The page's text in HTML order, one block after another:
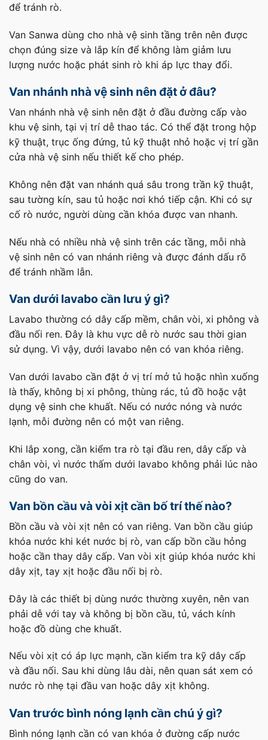
để tránh rò.
Van Sanwa dùng cho nhà vệ sinh tầng trên nên được
chọn đúng size và lắp kín để không làm giảm lưu
lượng nước hoặc phát sinh rò khi áp lực thay đổi.
Van nhánh nhà vệ sinh nên đặt ở đâu?
Van nhánh nhà vệ sinh nên đặt ở đầu đường cấp vào
khu vệ sinh, tại vị trí dễ thao tác. Có thể đặt trong hộp
kỹ thuật, trục ống đứng, tủ kỹ thuật nhỏ hoặc vị trí gần
cửa nhà vệ sinh nếu thiết kế cho phép.
Không nên đặt van nhánh quá sâu trong trần kỹ thuật,
sau tường kín, sau tủ hoặc nơi khó tiếp cận. Khi có sự
cố rò nước, người dùng cần khóa được van nhanh.
Nếu nhà có nhiều nhà vệ sinh trên các tầng, mỗi nhà
vệ sinh nên có van nhánh riêng và được đánh dấu rõ
để tránh nhầm lẫn.
Van dưới lavabo cần lưu ý gì?
Lavabo thường có dây cấp mềm, chân vòi, xi phông và
đầu nối ren. Đây là khu vực dễ rò nước sau thời gian
sử dụng. Vì vậy, dưới lavabo nên có van khóa riêng.
Van dưới lavabo cần đặt ở vị trí mở tủ hoặc nhìn xuống
là thấy, không bị xi phông, thùng rác, tủ đồ hoặc vật
dụng vệ sinh che khuất. Nếu có nước nóng và nước
lạnh, mỗi đường nên có một van riêng.
Khi lắp xong, cần kiểm tra rò tại đầu ren, dây cấp và
chân vòi, vì nước thấm dưới lavabo không phải lúc nào
cũng do van.
Van bồn cầu và vòi xịt cần bố trí thế nào?
Bồn cầu và vòi xịt nên có van riêng. Van bồn cầu giúp
khóa nước khi két nước bị rò, van cấp bồn cầu hỏng
hoặc cần thay dây cấp. Van vòi xịt giúp khóa nước khi
dây xịt, tay xịt hoặc đầu nối bị rò.
Đây là các thiết bị dùng nước thường xuyên, nên van
phải dễ với tay và không bị bồn cầu, tủ, vách kính
hoặc đồ dùng che khuất.
Nếu vòi xịt có áp lực mạnh, cần kiểm tra kỹ dây cấp
và đầu nối. Sau khi dùng lâu dài, nên quan sát xem có
nước rò nhẹ tại đầu van hoặc dây xịt không.
Van trước bình nóng lạnh cần chú ý gì?
Bình nóng lạnh cần có van khóa ở đường cấp nước